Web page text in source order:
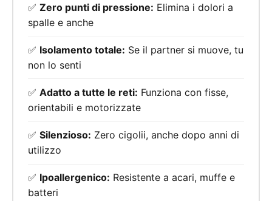
✅ Zero punti di pressione: Elimina i dolori a
spalle e anche
✅ Isolamento totale: Se il partner si muove, tu
non lo senti
✅ Adatto a tutte le reti: Funziona con fisse,
orientabili e motorizzate
✅ Silenzioso: Zero cigolii, anche dopo anni di
utilizzo
✅ Ipoallergenico: Resistente a acari, muffe e
batteri